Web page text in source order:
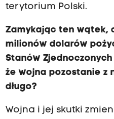
terytorium Polski.
Zamykając ten wątek,
milionów dolarów
Stanów
że wojna pozostanie z
długo?
Wojna i jej skutki